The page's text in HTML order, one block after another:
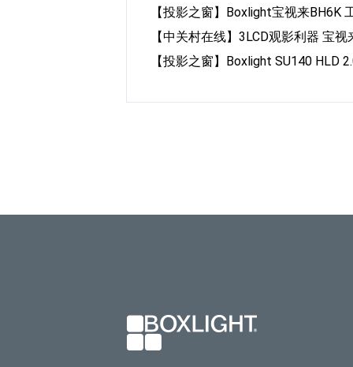
【投影之窗】Boxlight宝视来BH6K
【中关村在线】3LCD观影利器 宝
【投影之窗】Boxlight SU140 HLD